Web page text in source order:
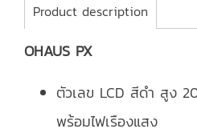
Product description
OHAUS PX
ตัวเลข LCD สีดำ สูง
พร้อมไฟเรืองแสง